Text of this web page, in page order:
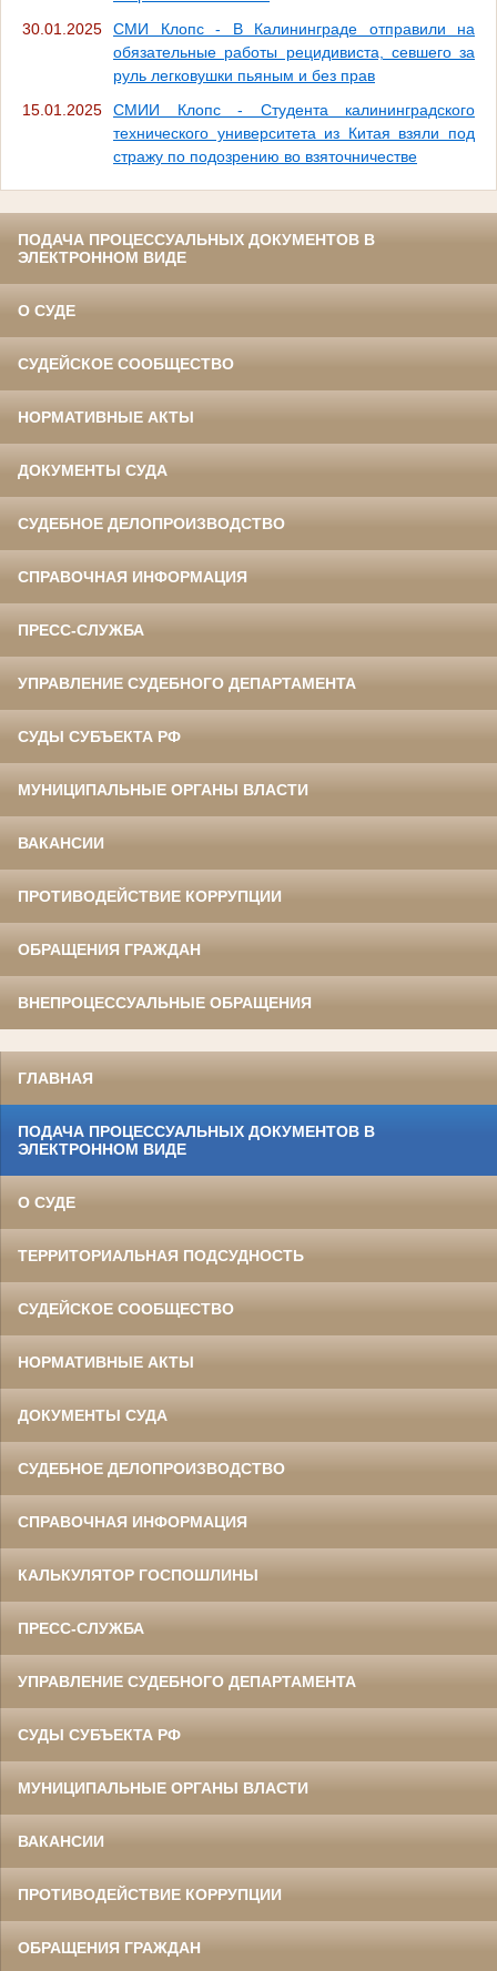
30.01.2025
СМИ Клопс - В Калининграде отправили на
обязательные работы рецидивиста, севшего за
руль легковушки пьяным и без прав
15.01.2025
СМИИ Клопс - Студента калининградского
технического университета из Китая взяли под
стражу по подозрению во взяточничестве
ПОДАЧА ПРОЦЕССУАЛЬНЫХ ДОКУМЕНТОВ В
ЭЛЕКТРОННОМ ВИДЕ
О СУДЕ
СУДЕЙСКОЕ СООБЩЕСТВО
НОРМАТИВНЫЕ АКТЫ
ДОКУМЕНТЫ СУДА
СУДЕБНОЕ ДЕЛОПРОИЗВОДСТВО
СПРАВОЧНАЯ ИНФОРМАЦИЯ
ПРЕСС-СЛУЖБА
УПРАВЛЕНИЕ СУДЕБНОГО ДЕПАРТАМЕНТА
СУДЫ СУБЪЕКТА РФ
МУНИЦИПАЛЬНЫЕ ОРГАНЫ ВЛАСТИ
ВАКАНСИИ
ПРОТИВОДЕЙСТВИЕ КОРРУПЦИИ
ОБРАЩЕНИЯ ГРАЖДАН
ВНЕПРОЦЕССУАЛЬНЫЕ ОБРАЩЕНИЯ
ГЛАВНАЯ
ПОДАЧА ПРОЦЕССУАЛЬНЫХ ДОКУМЕНТОВ В
ЭЛЕКТРОННОМ ВИДЕ
О СУДЕ
ТЕРРИТОРИАЛЬНАЯ ПОДСУДНОСТЬ
СУДЕЙСКОЕ СООБЩЕСТВО
НОРМАТИВНЫЕ АКТЫ
ДОКУМЕНТЫ СУДА
СУДЕБНОЕ ДЕЛОПРОИЗВОДСТВО
СПРАВОЧНАЯ ИНФОРМАЦИЯ
КАЛЬКУЛЯТОР ГОСПОШЛИНЫ
ПРЕСС-СЛУЖБА
УПРАВЛЕНИЕ СУДЕБНОГО ДЕПАРТАМЕНТА
СУДЫ СУБЪЕКТА РФ
МУНИЦИПАЛЬНЫЕ ОРГАНЫ ВЛАСТИ
ВАКАНСИИ
ПРОТИВОДЕЙСТВИЕ КОРРУПЦИИ
ОБРАЩЕНИЯ ГРАЖДАН